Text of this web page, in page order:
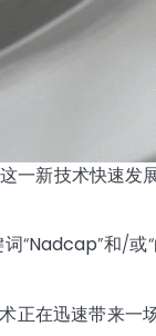
一新技术快速发
“Nadcap”和/或
正在迅速带来一